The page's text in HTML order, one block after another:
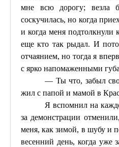
мне всю дорогу; везла
соскучилась, но когда
и когда меня
еще кто так рыдал. И
отчаянием, но тогда я
с ярко напомаженными
— Ты что, забыл
жил с папой и мамой в
Я вспомнил на
за демонстрации
меня, как зимой, в шубу и
весенний день, когда уже